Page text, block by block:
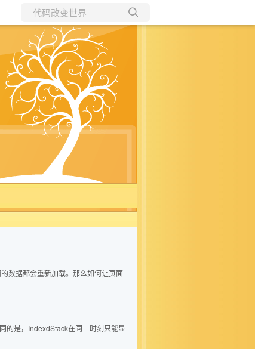
所有博客
数据都会重新加载。那么如何让页面
的是，IndexdStack在同一时刻只能显